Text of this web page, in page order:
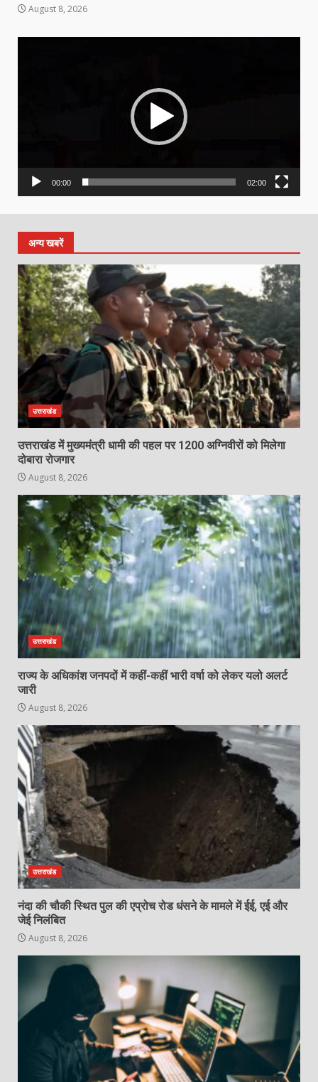
August 8, 2026
00:00 02:00
अन्य खबरें
उत्तराखंड
उत्तराखंड में मुख्यमंत्री धामी की पहल पर 1200 अग्निवीरों को मिलेगा
दोबारा रोजगार
August 8, 2026
उत्तराखंड
राज्य के अधिकांश जनपदों में कहीं-कहीं भारी वर्षा को लेकर यलो अलर्ट
जारी
August 8, 2026
उत्तराखंड
नंदा की चौकी स्थित पुल की एप्रोच रोड धंसने के मामले में ईई, एई और
जेई निलंबित
August 8, 2026